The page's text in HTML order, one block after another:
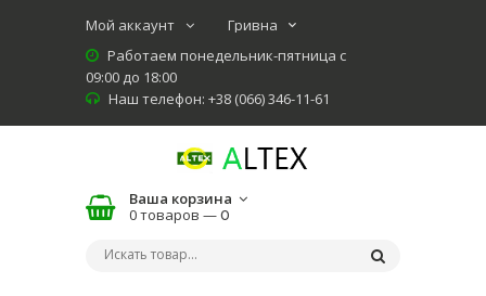
Мой аккаунт
Работаем понедельник-пятница с
09:00 до 18:00
Наш телефон: +38 (066) 346-11-61
Ваша корзина
0 товаров —0